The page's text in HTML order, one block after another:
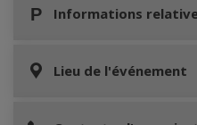
Informations
Lieu de l'événement